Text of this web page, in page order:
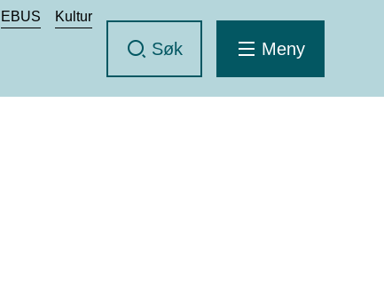
EBUS Kultur
Søk Meny